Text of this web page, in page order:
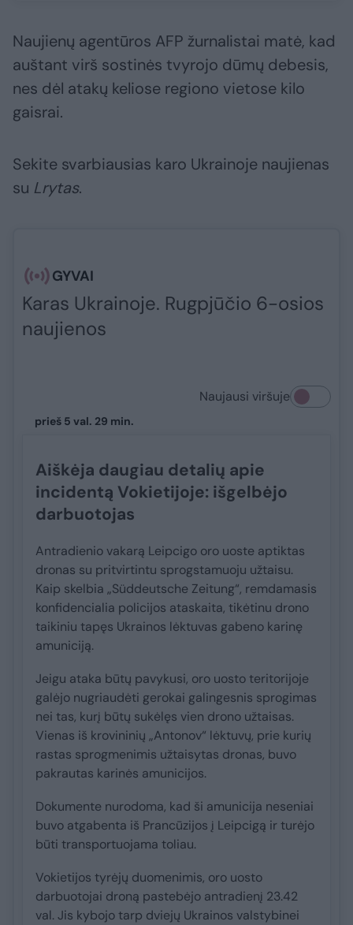
Naujienų agentūros AFP žurnalistai matė, kad
auštant virš sostinės tvyrojo dūmų debesis,
nes dėl atakų keliose regiono vietose kilo
gaisrai.
Sekite svarbiausias karo Ukrainoje naujienas
su Lrytas.​​​
GYVAI
Karas Ukrainoje. Rugpjūčio 6-osios
naujienos
Naujausi viršuje
prieš 5 val. 29 min.
Aiškėja daugiau detalių apie
incidentą Vokietijoje: išgelbėjo
darbuotojas
Antradienio vakarą Leipcigo oro uoste aptiktas
dronas su pritvirtintu sprogstamuoju užtaisu.
Kaip skelbia „Süddeutsche Zeitung“, remdamasis
konfidencialia policijos ataskaita, tikėtinu drono
taikiniu tapęs Ukrainos lėktuvas gabeno karinę
amuniciją.
Jeigu ataka būtų pavykusi, oro uosto teritorijoje
galėjo nugriaudėti gerokai galingesnis sprogimas
nei tas, kurį būtų sukėlęs vien drono užtaisas.
Vienas iš krovininių „Antonov“ lėktuvų, prie kurių
rastas sprogmenimis užtaisytas dronas, buvo
pakrautas karinės amunicijos.
Dokumente nurodoma, kad ši amunicija neseniai
buvo atgabenta iš Prancūzijos į Leipcigą ir turėjo
būti transportuojama toliau.
Vokietijos tyrėjų duomenimis, oro uosto
darbuotojai droną pastebėjo antradienį 23.42
val. Jis kybojo tarp dviejų Ukrainos valstybinei